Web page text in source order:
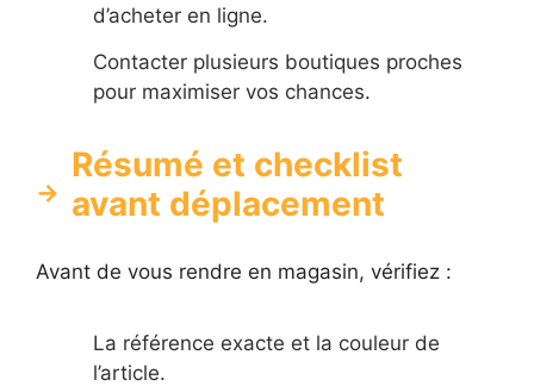
d’acheter en ligne.
Contacter plusieurs boutiques proches
pour maximiser vos chances.
Résumé et checklist
avant déplacement
Avant de vous rendre en magasin, vérifiez :
La référence exacte et la couleur de
l’article.